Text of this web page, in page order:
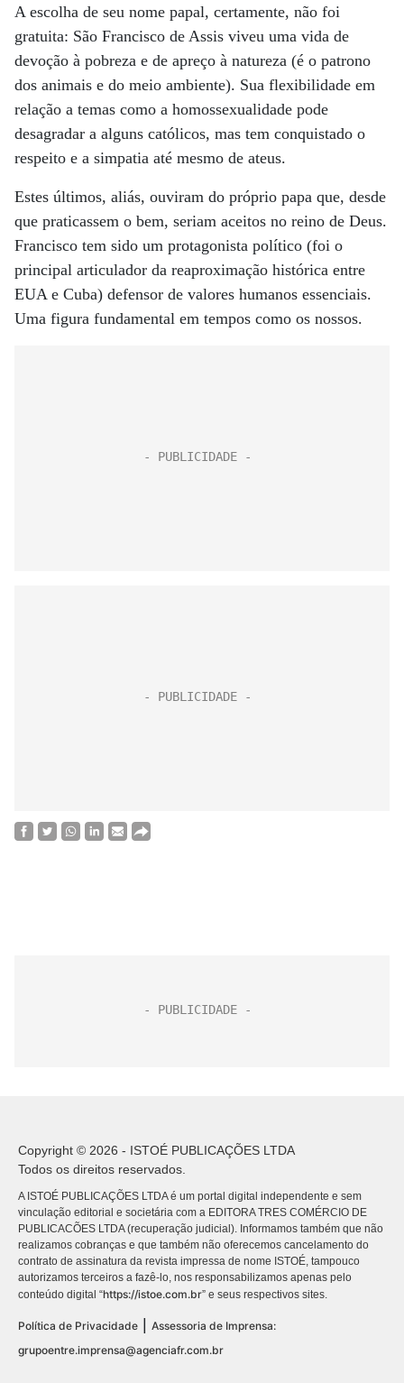
A escolha de seu nome papal, certamente, não foi
gratuita: São Francisco de Assis viveu uma vida de
devoção à pobreza e de apreço à natureza (é o patrono
dos animais e do meio ambiente). Sua flexibilidade em
relação a temas como a homossexualidade pode
desagradar a alguns católicos, mas tem conquistado o
respeito e a simpatia até mesmo de ateus.
Estes últimos, aliás, ouviram do próprio papa que, desde
que praticassem o bem, seriam aceitos no reino de Deus.
Francisco tem sido um protagonista político (foi o
principal articulador da reaproximação histórica entre
EUA e Cuba) defensor de valores humanos essenciais.
Uma figura fundamental em tempos como os nossos.
Copyright © 2026 - ISTOÉ PUBLICAÇÕES LTDA
Todos os direitos reservados.
A ISTOÉ PUBLICAÇÕES LTDA é um portal digital independente e sem
vinculação editorial e societária com a EDITORA TRES COMÉRCIO DE
PUBLICACÕES LTDA (recuperação judicial). Informamos também que não
realizamos cobranças e que também não oferecemos cancelamento do
contrato de assinatura da revista impressa de nome ISTOÉ, tampouco
autorizamos terceiros a fazê-lo, nos responsabilizamos apenas pelo
conteúdo digital “https://istoe.com.br” e seus respectivos sites.
Política de Privacidade
Assessoria de Imprensa:
grupoentre.imprensa@agenciafr.com.br